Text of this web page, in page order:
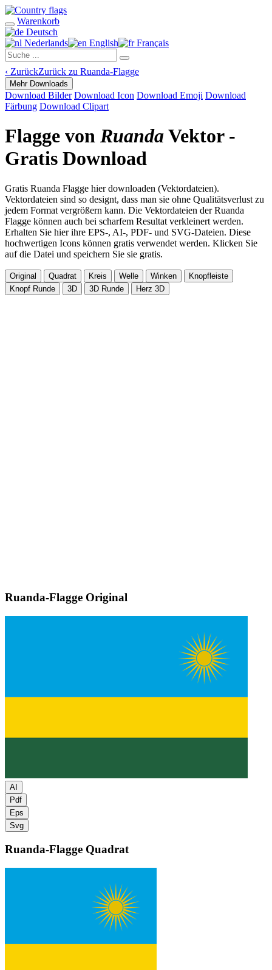
Warenkorb
Deutsch
Nederlands
English Français
‹ ZurückZurück zu Ruanda-Flagge
Mehr Downloads
Download Bilder Download Icon Download Emoji Download
Färbung Download Clipart
Flagge von RuandaVektor -
Gratis Download
Gratis Ruanda Flagge hier downloaden (Vektordateien).
Vektordateien sind so designt, dass man sie ohne Qualitätsverlust zu
jedem Format vergrößern kann. Die Vektordateien der Ruanda
Flagge können auch bei scharfem Resultat verkleinert werden.
Erhalten Sie hier ihre EPS-, AI-, PDF- und SVG-Dateien. Diese
hochwertigen Icons können gratis verwendet werden. Klicken Sie
auf die Datei und speichern Sie sie gratis.
Original Quadrat Kreis Welle Winken
Knopfleiste
Knopf Runde
3D 3D Runde Herz 3D
Ruanda-Flagge Original
AI
Pdf
Eps
Svg
Ruanda-Flagge Quadrat